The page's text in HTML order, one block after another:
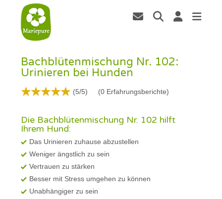
Bachblütenmischung Nr. 102:
Urinieren bei Hunden
(5/5) (0 Erfahrungsberichte)
Die Bachblütenmischung Nr. 102 hilft
Ihrem Hund:
Das Urinieren zuhause abzustellen
Weniger ängstlich zu sein
Vertrauen zu stärken
Besser mit Stress umgehen zu können
Unabhängiger zu sein